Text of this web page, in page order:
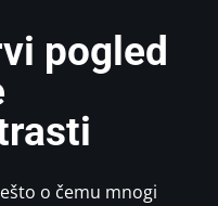
pogled
o čemu mnogi